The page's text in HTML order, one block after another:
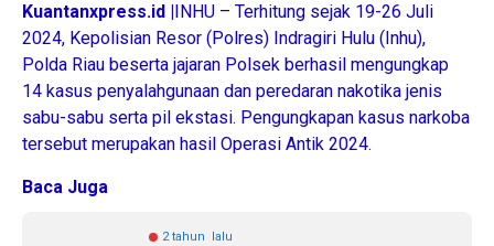
Kuantanxpress.id |INHU – Terhitung sejak 19-26 Juli
2024, Kepolisian Resor (Polres) Indragiri Hulu (Inhu),
Polda Riau beserta jajaran Polsek berhasil mengungkap
14 kasus penyalahgunaan dan peredaran nakotika jenis
sabu-sabu serta pil ekstasi. Pengungkapan kasus narkoba
tersebut merupakan hasil Operasi Antik 2024.
Baca Juga
2 tahun lalu